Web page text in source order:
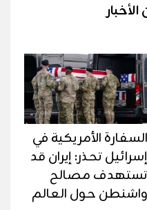
السفارة الأمريكية في
إسرائيل تحذر: إيران قد
تستهدف مصالح
واشنطن حول العالم